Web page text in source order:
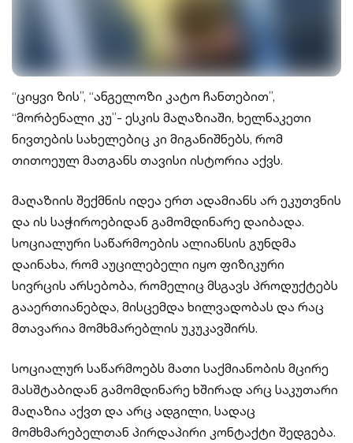
“ციყვი ზის”, “ანგელოზი კატო ჩანთებით”,
“მორბენალი კუ”- ესკის მაღაზიაში, ხელნაკეთი
ნივთების სახელებიც კი მიგანიშნებს, რომ
თითოეულ მათგანს თავისი ისტორია აქვს.
მაღაზიის შექმნის იდეა ერთ ადამიანს არ ეკუთვნის
და ის საჭიროებიდან გამომდინარე დაიბადა.
სოციალური საწარმოების ალიანსის გუნდმა
დაინახა, რომ აუცილებელი იყო ფიზიკური
სივრცის არსებობა, რომელიც მსგავს პროდუქტებს
გააერთიანებდა, მისცემდა ხილვადობას და რაც
მთავარია მომხმარებლის უკუკავშირს.
სოციალურ საწარმოებს მათი საქმიანობის მცირე
მასშტაბიდან გამომდინარე ხშირად არც საკუთარი
მაღაზია აქვთ და არც ადგილი, სადაც
მომხმარებელთან პირდაპირი კონტაქტი შედგება.